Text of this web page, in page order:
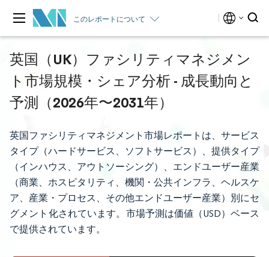
このレポートについて
英国（UK）ファシリティマネジメン
ト市場規模・シェア分析 - 成長動向と
予測（2026年〜2031年）
英国ファシリティマネジメント市場レポートは、サービス
タイプ（ハードサービス、ソフトサービス）、提供タイプ
（インハウス、アウトソーシング）、エンドユーザー産業
（商業、ホスピタリティ、機関・公共インフラ、ヘルスケ
ア、産業・プロセス、その他エンドユーザー産業）別にセ
グメント化されています。市場予測は価値（USD）ベース
で提供されています。